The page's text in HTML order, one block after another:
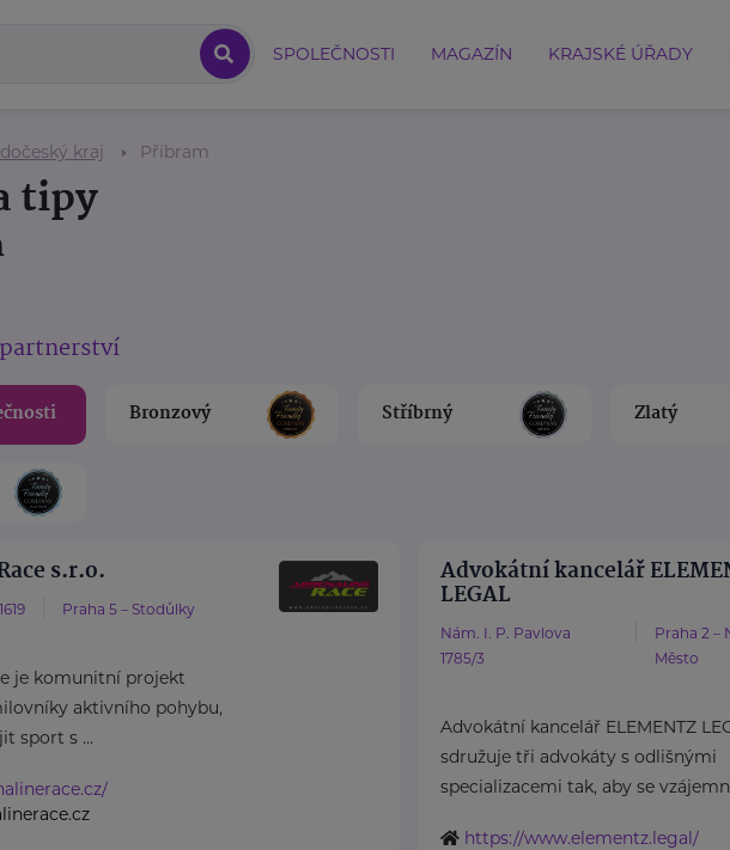
SPOLEČNOSTI MAGAZÍN KRAJSKÉ ÚŘADY
kraj Příbram
tipy
Bronzový Stříbrný Zlatý
s.r.o.
Praha 5 – Stodůlky
je komunitní projekt
aktivního pohybu,
sport s ...
Advokátní kancelář
LEGAL
Nám. I. P. Pavlova
1785/3
Praha 2 –
Město
Advokátní kancelář ELEMENTZ
sdružuje tři advokáty s odlišnými
specializacemi tak, aby se
https://www.elementz.legal/